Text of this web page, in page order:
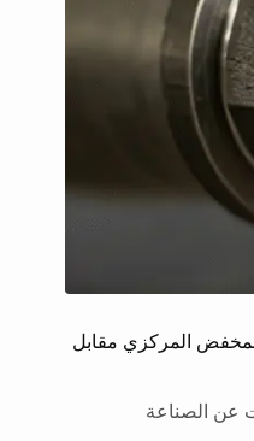
المركزي مقابل
عن الصناعة